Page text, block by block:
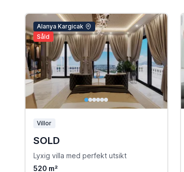
Alanya Kargicak
Såld
Villor
SOLD
Lyxig villa med perfekt utsikt
520 m²